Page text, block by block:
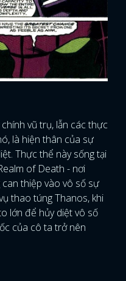
vũ trụ, lẫn các thực
là hiện thân của sự
Thực thể này sống tại
of Death - nơi
thiệp vào vô số sự
thao túng Thanos, khi
lớn để hủy diệt vô số
của cô ta trở nên